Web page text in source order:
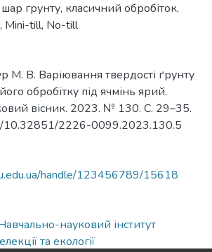
шар грунту, класичний обробіток,
, Mini-till, No-till
М. В. Варіювання твердості ґрунту
обробітку під ячмінь ярий.
вісник. 2023. № 130. С. 29–35.
10.32851/2226-0099.2023.130.5
handle/123456789/15618
науковий інститут
та екології